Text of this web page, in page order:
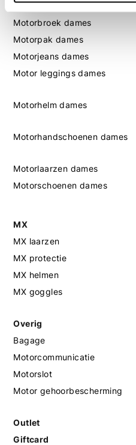
Motorjas dames
Motorbroek dames
Motorpak dames
Motorjeans dames
Motor leggings dames
Motorhelm dames
Motorhandschoenen dames
Motorlaarzen dames
Motorschoenen dames
MX
MX laarzen
MX protectie
MX helmen
MX goggles
Overig
Bagage
Motorcommunicatie
Motorslot
Motor gehoorbescherming
Outlet
Giftcard